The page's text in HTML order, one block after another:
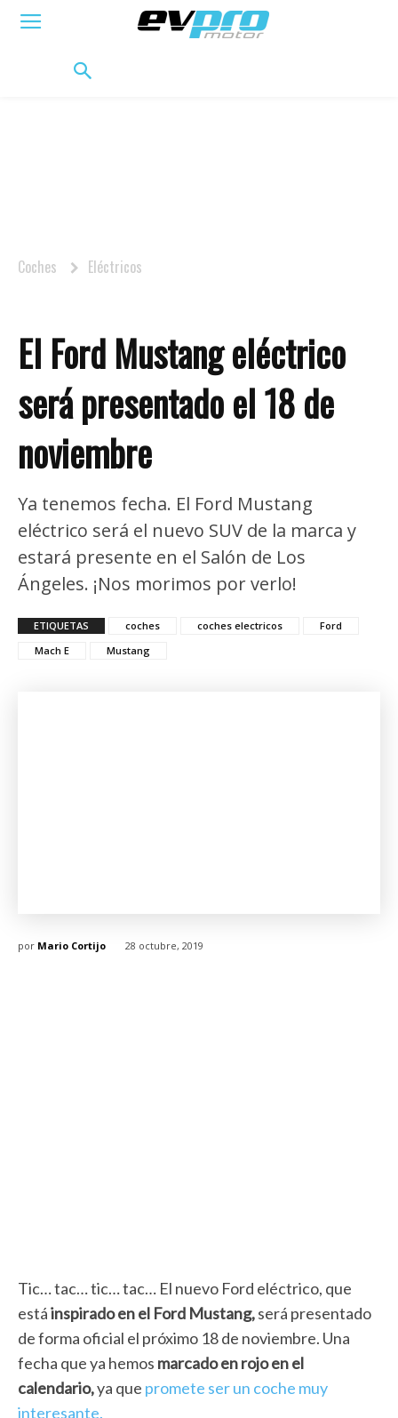
Coches Eléctricos
El Ford Mustang eléctrico
será presentado el 18 de
noviembre
Ya tenemos fecha. El Ford Mustang
eléctrico será el nuevo SUV de la marca y
estará presente en el Salón de Los
Ángeles. ¡Nos morimos por verlo!
ETIQUETAS coches coches electricos
Ford
Mach E
Mustang
por Mario Cortijo 28 octubre, 2019
Tic… tac… tic… tac… El nuevo Ford eléctrico, que
estáinspirado en el Ford Mustang,será presentado
de forma oficial el próximo 18 de noviembre. Una
fecha que ya hemos marcado en rojo en el
calendario,ya que promete ser un coche muy
interesante.